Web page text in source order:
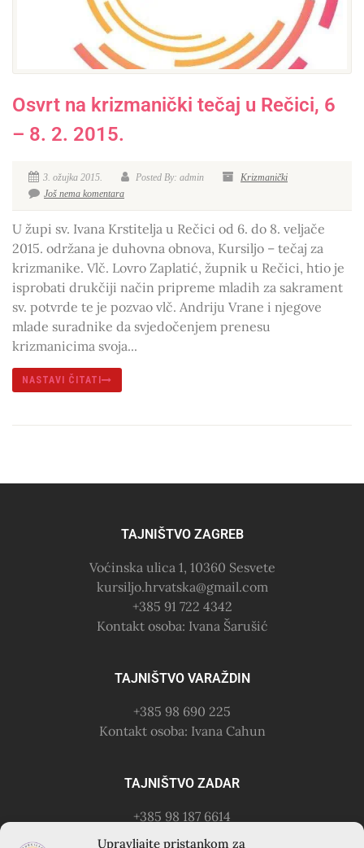
Upravljajte pristankom za
Osvrt na krizmanički tečaj u Rečici, 6
– 8. 2. 2015.
3. ožujka 2015. Posted By: admin
Krizmanički
Još nema komentara
U župi sv. Ivana Krstitelja u Rečici od 6. do 8. veljače
2015. održana je duhovna obnova, Kursiljo – tečaj za
krizmanike. Vlč. Lovro Zaplatić, župnik u Rečici, htio je
isprobati drukčiji način pripreme mladih za sakrament
sv. potvrde te je pozvao vlč. Andriju Vrane i njegove
mlade suradnike da svjedočenjem prenesu
krizmanicima svoja...
NASTAVI ČITATI
TAJNIŠTVO ZAGREB
Voćinska ulica 1, 10360 Sesvete
kursiljo.hrvatska@gmail.com
+385 91 722 4342
Kontakt osoba: Ivana Šarušić
TAJNIŠTVO VARAŽDIN
+385 98 690 225
Kontakt osoba: Ivana Cahun
TAJNIŠTVO ZADAR
+385 98 187 6614
Kontakt osoba: Ružica Anušić